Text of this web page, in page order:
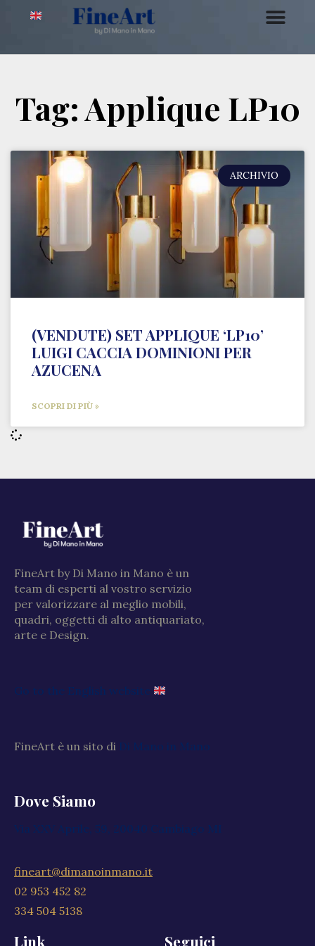
Tag: Applique LP10
ARCHIVIO
(VENDUTE) SET APPLIQUE ‘LP10’
LUIGI CACCIA DOMINIONI PER
AZUCENA
SCOPRI DI PIÙ »
FineArt by Di Mano in Mano è un
team di esperti al vostro servizio
per valorizzare al meglio mobili,
quadri, oggetti di alto antiquariato,
arte e Design.
Go to the English website
FineArt è un sito di Di Mano in Mano
Dove Siamo
Via XXV Aprile, 59, 20040 Cambiago MI
fineart@dimanoinmano.it
02 953 452 82
334 504 5138
Link Seguici